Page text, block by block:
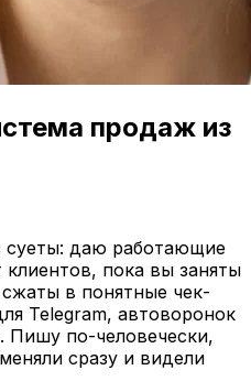
продаж из
суеты: даю работающие
клиентов, пока вы заняты
в понятные чек-
Telegram, автоворонок
Пишу по-человечески,
сразу и видели